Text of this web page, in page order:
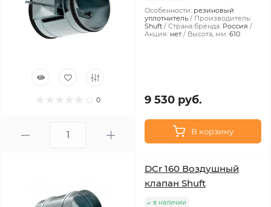
0
Особенности: резиновый
уплотнитель
Производитель:
Shuft
Страна бренда: Россия
Акция: нет Высота, мм: 610
9 530 руб.
В корзину
DCr 160 Воздушный
клапан Shuft
в наличии